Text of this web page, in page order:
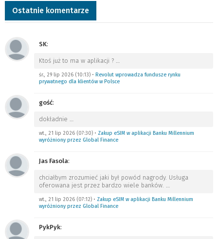
Ostatnie komentarze
SK:
Ktoś już to ma w aplikacji ?
śr., 29 lip 2026 (10:13) • Revolut wprowadza fundusze rynku
prywatnego dla klientów w Polsce
gość:
dokładnie
wt., 21 lip 2026 (07:30) • Zakup eSIM w aplikacji Banku Millennium
wyróżniony przez Global Finance
Jas Fasola:
chciałbym zrozumieć jaki był powód nagrody. Usługa
oferowana jest przez bardzo wiele banków.
wt., 21 lip 2026 (07:12) • Zakup eSIM w aplikacji Banku Millennium
wyróżniony przez Global Finance
PykPyk: